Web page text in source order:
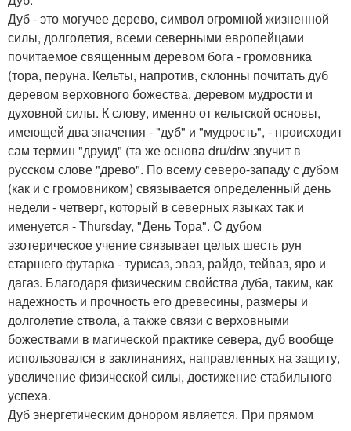
Дуб - это могучее дерево, символ огромной жизненной
силы, долголетия, всеми северными европейцами
почитаемое священным деревом бога - громовника
(тора, перуна. Кельты, напротив, склонны почитать дуб
деревом верховного божества, деревом мудрости и
духовной силы. К слову, именно от кельтской основы,
имеющей два значения - "дуб" и "мудрость", - происходит
сам термин "друид" (та же основа dru/drw звучит в
русском слове "древо". По всему северо-западу с дубом
(как и с громовником) связывается определенный день
недели - четверг, который в северных языках так и
именуется - Thursday, "День Тора". C дубом
эзотерическое учение связывает целых шесть рун
старшего футарка - турисаз, эваз, райдо, тейваз, яро и
дагаз. Благодаря физическим свойства дуба, таким, как
надежность и прочность его древесины, размеры и
долголетие ствола, а также связи с верховными
божествами в магической практике севера, дуб вообще
использовался в заклинаниях, направленных на защиту,
увеличение физической силы, достижение стабильного
успеха.
Дуб энергетическим донором является. При прямом